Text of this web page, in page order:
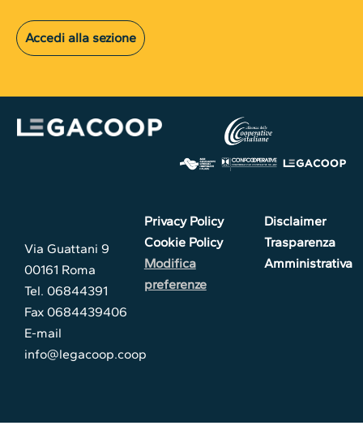
Accedi alla sezione
Via Guattani 9
00161 Roma
Tel. 06844391
Fax 0684439406
E-mail
info@legacoop.coop
Privacy Policy
Cookie Policy
Modifica
preferenze
Disclaimer
Trasparenza
Amministrativa